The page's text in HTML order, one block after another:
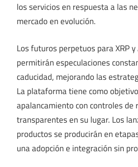
los servicios en respuesta a las
mercado en evolución.
Los futuros perpetuos para XRP
permitirán especulaciones
caducidad, mejorando las
La plataforma tiene como
apalancamiento con controles de
transparentes en su lugar. Los
productos se producirán en
una adopción e integración sin